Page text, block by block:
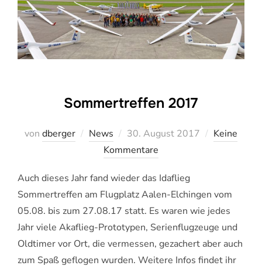
Sommertreffen 2017
von dberger News
Veröffentlicht
am
30. August 2017
Keine
Kommentare
Auch dieses Jahr fand wieder das Idaflieg
Sommertreffen am Flugplatz Aalen-Elchingen vom
05.08. bis zum 27.08.17 statt. Es waren wie jedes
Jahr viele Akaflieg-Prototypen, Serienflugzeuge und
Oldtimer vor Ort, die vermessen, gezachert aber auch
zum Spaß geflogen wurden. Weitere Infos findet ihr